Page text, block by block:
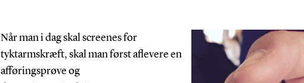
Når man i dag skal screenes for
tyktarmskræft, skal man først aflevere en
afføringsprøve og